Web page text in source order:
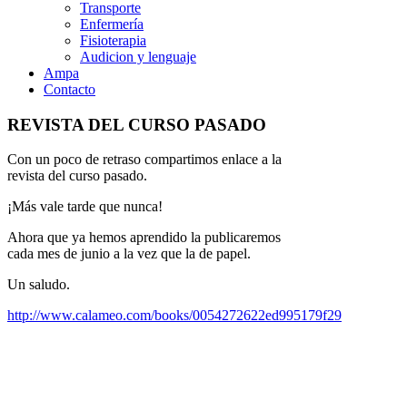
Transporte
Enfermería
Fisioterapia
Audicion y lenguaje
Ampa
Contacto
REVISTA DEL CURSO PASADO
Con un poco de retraso compartimos enlace a la
revista del curso pasado.
¡Más vale tarde que nunca!
Ahora que ya hemos aprendido la publicaremos
cada mes de junio a la vez que la de papel.
Un saludo.
http://www.calameo.com/books/0054272622ed995179f29